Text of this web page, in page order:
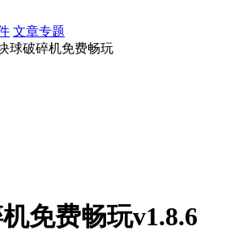
文章专题
球破碎机免费畅玩
免费畅玩v1.8.6